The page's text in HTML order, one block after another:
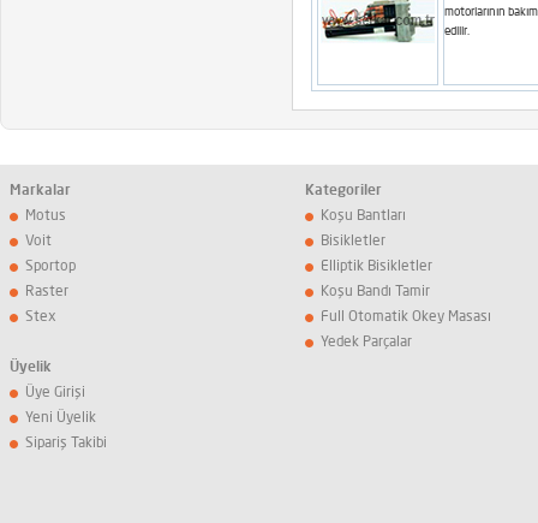
motorlarının
edilir.
Markalar
Motus
Voit
Sportop
Raster
Stex
Kategoriler
Koşu Bantları
Bisikletler
Elliptik Bisikletler
Koşu Bandı Tamir
Full Otomatik Okey Masası
Yedek Parçalar
Üyelik
Üye Girişi
Yeni Üyelik
Sipariş Takibi